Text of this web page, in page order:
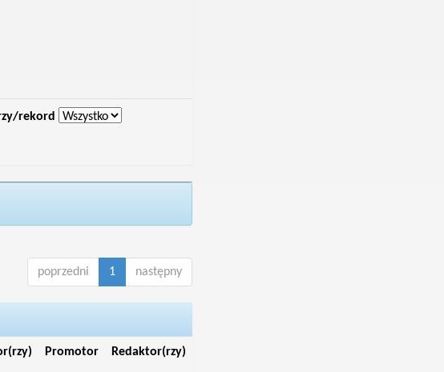
rekord
poprzedni 1 następny
Promotor Redaktor(rzy)